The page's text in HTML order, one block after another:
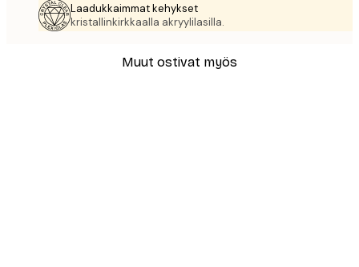
Laadukkaimmat kehykset
kristallinkirkkaalla akryylilasilla.
Muut ostivat myös